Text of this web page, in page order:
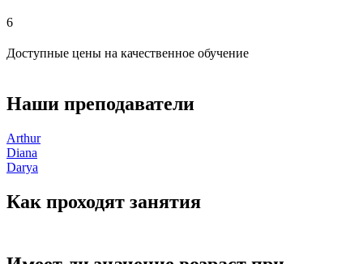
6
Доступные цены на качественное обучение
Наши преподаватели
Arthur
Diana
Darya
Как проходят занятия